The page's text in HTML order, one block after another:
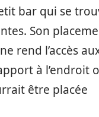
bar qui se
Son
rend l’accès
à l’endroit
être placée